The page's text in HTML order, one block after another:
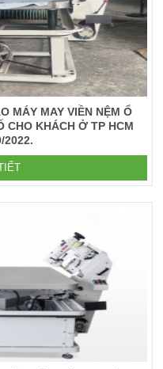
MÁY MAY VIỀN NỆM Ổ
CHO KHÁCH Ở TP HCM
2022.